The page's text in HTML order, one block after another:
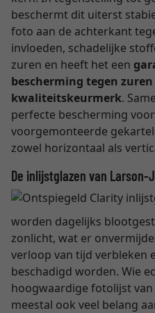
beschermt dit uiterst
foto aan de achterkant
invloeden, schadelijke
zuren en heeft het een
bescherming tegen
kwaliteitskeurmerk.
perfecte bescherming
voorgemonteerde
zowel horizontaal als
De inlijstglazen van Larson-
worden dagelijks
zonlicht, wat er
verloop van tijd verbleken
beschadigd worden. Wie
hoogwaardige fotolijst
meestal ook veel belang